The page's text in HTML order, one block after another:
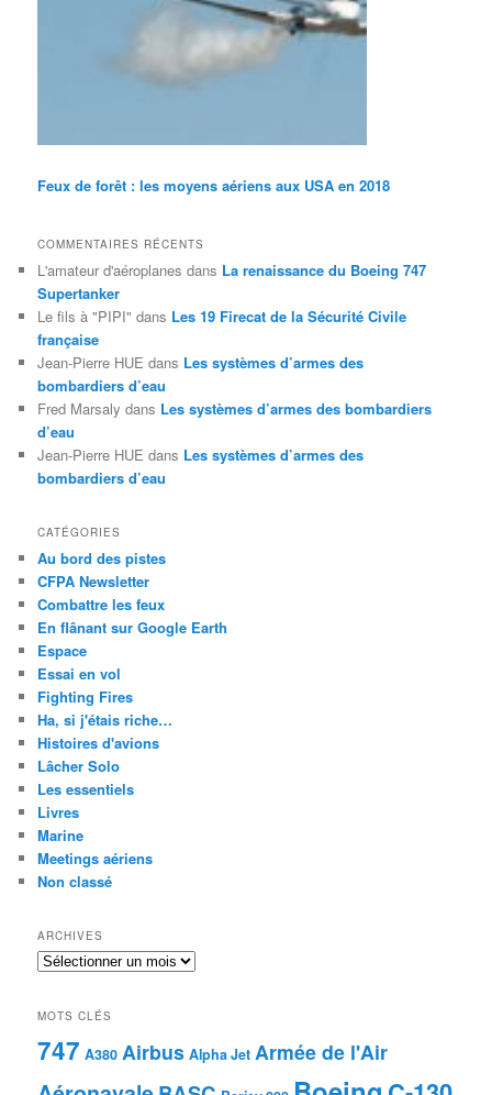
Feux de forêt : les moyens aériens aux USA en 2018
COMMENTAIRES RÉCENTS
L'amateur d'aéroplanes dans La renaissance du Boeing 747
Supertanker
Le fils à "PIPI" dans Les 19 Firecat de la Sécurité Civile
française
Jean-Pierre HUE dans Les systèmes d’armes des
bombardiers d’eau
Fred Marsaly dans Les systèmes d’armes des bombardiers
d’eau
Jean-Pierre HUE dans Les systèmes d’armes des
bombardiers d’eau
CATÉGORIES
Au bord des pistes
CFPA Newsletter
Combattre les feux
En flânant sur Google Earth
Espace
Essai en vol
Fighting Fires
Ha, si j'étais riche…
Histoires d'avions
Lâcher Solo
Les essentiels
Livres
Marine
Meetings aériens
Non classé
ARCHIVES
Archives
MOTS CLÉS
747 A380 Airbus Alpha Jet Armée de l'Air